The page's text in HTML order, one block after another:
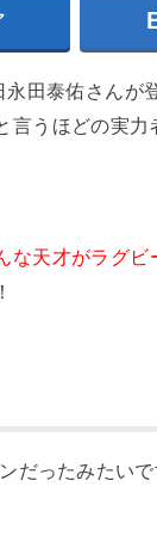
田泰佑さんが
うほどの実力
な天才がラグ
だったみたい